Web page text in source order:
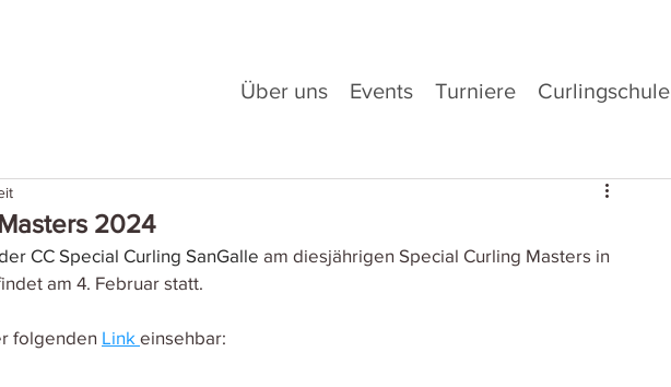
Über uns Events Turniere Curlingschule
2024
CC Special Curling SanGalle am diesjährigen Special Curling Masters in
am 4. Februar statt.
folgenden Link einsehbar: